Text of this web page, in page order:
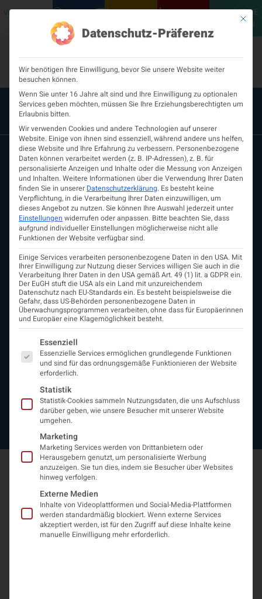
VERANSTALTUNGENPODCASTS NEUROLOGISCH KONTAKT
MEINE
ÖGN
ÖGN
Über uns
Vorstand
Beirat
Arbeitsgemeinschaften
assoziierte Gesellschaften
EAN
Fördermitglieder
Neurologiereport
Mitgliedschaft
Statuten
Protokolle
Kontakt
Impressum
Datenschutzerklärung
Mit
Datenschutz-Präferenz
Wir benötigen Ihre Einwilligung, bevor Sie unsere Website weiter
besuchen können.
Wenn Sie unter 16 Jahre alt sind und Ihre Einwilligung zu optionalen
Services geben möchten, müssen Sie Ihre Erziehungsberechtigten um
Erlaubnis bitten.
Wir verwenden Cookies und andere Technologien auf unserer
Website. Einige von ihnen sind essenziell, während andere uns helfen,
diese Website und Ihre Erfahrung zu verbessern. Personenbezogene
Daten können verarbeitet werden (z. B. IP-Adressen), z. B. für
personalisierte Anzeigen und Inhalte oder die Messung von Anzeigen
und Inhalten.Weitere Informationen über die Verwendung Ihrer Daten
finden Sie in unserer Datenschutzerklärung. Es besteht keine
Verpflichtung, in die Verarbeitung Ihrer Daten einzuwilligen, um
dieses Angebot zu nutzen.Sie können Ihre Auswahl jederzeit unter
Einstellungen widerrufen oder anpassen. Bitte beachten Sie, dass
aufgrund individueller Einstellungen möglicherweise nicht alle
Funktionen der Website verfügbar sind.
Einige Services verarbeiten personenbezogene Daten in den USA. Mit
Ihrer Einwilligung zur Nutzung dieser Services willigen Sie auch in die
Verarbeitung Ihrer Daten in den USA gemäß Art. 49 (1) lit. a GDPR ein.
Der EuGH stuft die USA als ein Land mit unzureichendem
Datenschutz nach EU-Standards ein. Es besteht beispielsweise die
Gefahr, dass US-Behörden personenbezogene Daten in
Überwachungsprogrammen verarbeiten, ohne dass für Europäerinnen
und Europäer eine Klagemöglichkeit besteht.
Es folgt eine Liste der Service-Gruppen, für die eine
Essenziell
Essenzielle Services ermöglichen grundlegende Funktionen
und sind für das ordnungsgemäße Funktionieren der Website
erforderlich.
Statistik
Statistik-Cookies sammeln Nutzungsdaten, die uns Aufschluss
darüber geben, wie unsere Besucher mit unserer Website
umgehen.
Marketing
Marketing Services werden von Drittanbietern oder
Herausgebern genutzt, um personalisierte Werbung
anzuzeigen. Sie tun dies, indem sie Besucher über Websites
hinweg verfolgen.
Externe Medien
Inhalte von Videoplattformen und Social-Media-Plattformen
werden standardmäßig blockiert. Wenn externe Services
akzeptiert werden, ist für den Zugriff auf diese Inhalte keine
manuelle Einwilligung mehr erforderlich.